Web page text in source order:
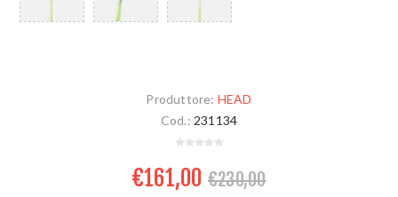
Produttore: HEAD
Cod.: 231134
€161,00 €230,00